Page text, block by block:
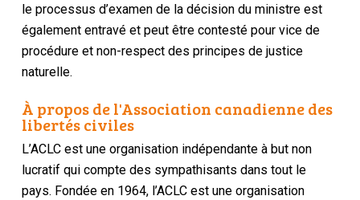
le processus d’examen de la décision du ministre est
également entravé et peut être contesté pour vice de
procédure et non-respect des principes de justice
naturelle.
À propos de l'Association canadienne des
libertés civiles
L’ACLC est une organisation indépendante à but non
lucratif qui compte des sympathisants dans tout le
pays. Fondée en 1964, l’ACLC est une organisation